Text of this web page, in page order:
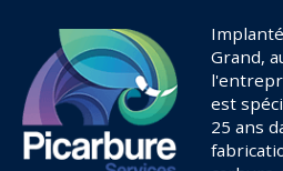
Grand,
est
25 ans